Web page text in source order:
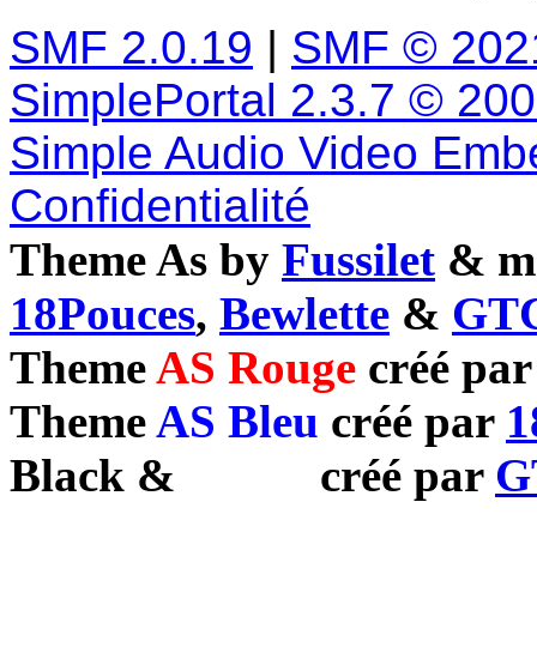
SMF 2.0.19 | SMF ©
SimplePortal 2.3.7 ©
Simple Audio Video
Confidentialité
Theme As by Fussilet &
18Pouces, Bewlette &
ThemeAS Rouge créé
ThemeAS Bleu créé par
Black & créé par